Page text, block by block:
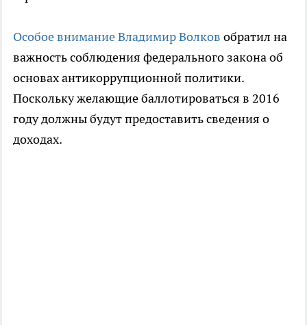
Особое внимание Владимир Волков обратил на
важность соблюдения федерального закона об
основах антикоррупционной политики.
Поскольку желающие баллотироваться в 2016
году должны будут предоставить сведения о
доходах.